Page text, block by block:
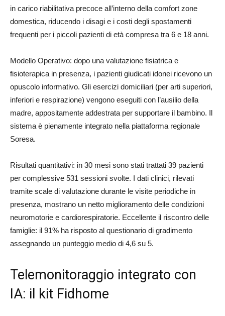
in carico riabilitativa precoce all’interno della comfort zone
domestica, riducendo i disagi e i costi degli spostamenti
frequenti per i piccoli pazienti di età compresa tra 6 e 18 anni.
Modello Operativo: dopo una valutazione fisiatrica e
fisioterapica in presenza, i pazienti giudicati idonei ricevono un
opuscolo informativo. Gli esercizi domiciliari (per arti superiori,
inferiori e respirazione) vengono eseguiti con l’ausilio della
madre, appositamente addestrata per supportare il bambino. Il
sistema è pienamente integrato nella piattaforma regionale
Soresa.
Risultati quantitativi: in 30 mesi sono stati trattati 39 pazienti
per complessive 531 sessioni svolte. I dati clinici, rilevati
tramite scale di valutazione durante le visite periodiche in
presenza, mostrano un netto miglioramento delle condizioni
neuromotorie e cardiorespiratorie. Eccellente il riscontro delle
famiglie: il 91% ha risposto al questionario di gradimento
assegnando un punteggio medio di 4,6 su 5.
Telemonitoraggio integrato con
IA: il kit Fidhome